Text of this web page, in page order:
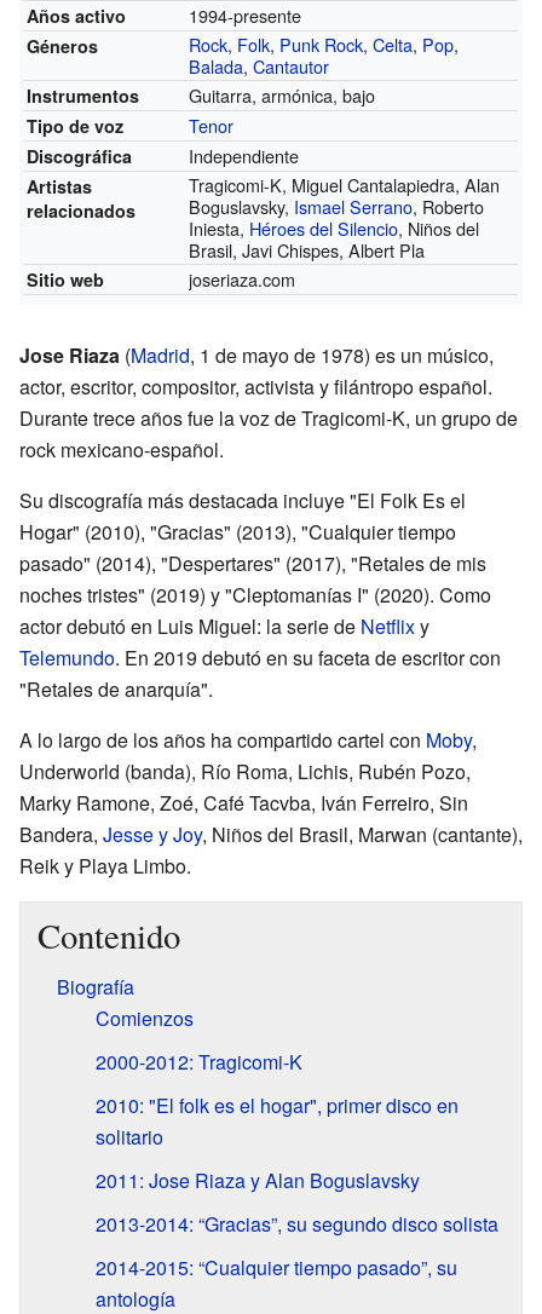
Años activo 1994-presente
Géneros Rock, Folk, Punk Rock,Celta, Pop,
Balada,Cantautor
Instrumentos Guitarra, armónica, bajo
Tipo de voz Tenor
Discográfica Independiente
Artistas
relacionados
Tragicomi-K, Miguel Cantalapiedra, Alan
Boguslavsky, Ismael Serrano, Roberto
Iniesta, Héroes del Silencio, Niños del
Brasil, Javi Chispes, Albert Pla
Sitio web joseriaza.com
Jose Riaza (Madrid, 1 de mayo de 1978) es un músico,
actor, escritor, compositor, activista y filántropo español.
Durante trece años fue la voz de Tragicomi-K, un grupo de
rock mexicano-español.
Su discografía más destacada incluye "El Folk Es el
Hogar" (2010), "Gracias" (2013), "Cualquier tiempo
pasado" (2014), "Despertares" (2017), "Retales de mis
noches tristes" (2019) y "Cleptomanías I" (2020). Como
actor debutó en Luis Miguel: la serie de Netflixy
Telemundo. En 2019 debutó en su faceta de escritor con
"Retales de anarquía".
A lo largo de los años ha compartido cartel con Moby,
Underworld (banda), Río Roma, Lichis, Rubén Pozo,
Marky Ramone, Zoé, Café Tacvba, Iván Ferreiro, Sin
Bandera, Jesse y Joy, Niños del Brasil, Marwan (cantante),
Reik y Playa Limbo.
Contenido
Biografía
Comienzos
2000-2012: Tragicomi-K
2010: "El folk es el hogar", primer disco en
solitario
2011: Jose Riaza y Alan Boguslavsky
2013-2014: “Gracias”, su segundo disco solista
2014-2015: “Cualquier tiempo pasado”, su
antología